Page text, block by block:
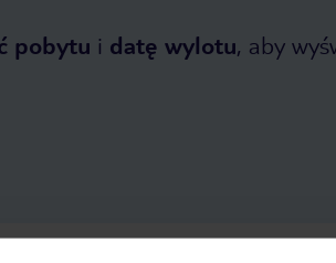
pobytu i datę wylotu, aby